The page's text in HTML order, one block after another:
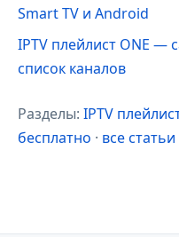
Smart TV и Android
IPTV плейлист ONE —
список каналов
Разделы: IPTV
бесплатно · все статьи